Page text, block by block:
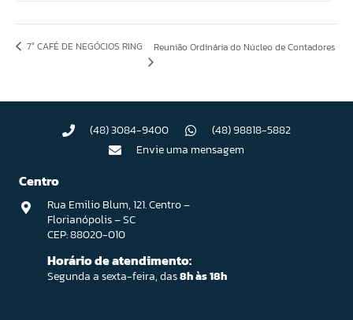
7° CAFÉ DE NEGÓCIOS RING Reunião Ordinária do Núcleo de Contadores
(48) 3084-9400
(48) 98818-5882
Envie uma mensagem
Centro
Rua Emilio Blum, 121. Centro –
Florianópolis – SC
CEP: 88020-010
Horário de atendimento:
Segunda a sexta-feira, das8h às 18h